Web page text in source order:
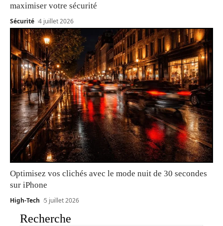
maximiser votre sécurité
Sécurité 4 juillet 2026
Optimisez vos clichés avec le mode nuit de 30 secondes
sur iPhone
High-Tech 5 juillet 2026
Recherche